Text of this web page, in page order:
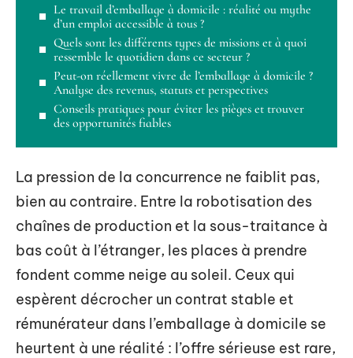
Le travail d’emballage à domicile : réalité ou mythe
d’un emploi accessible à tous ?
Quels sont les différents types de missions et à quoi
ressemble le quotidien dans ce secteur ?
Peut-on réellement vivre de l’emballage à domicile ?
Analyse des revenus, statuts et perspectives
Conseils pratiques pour éviter les pièges et trouver
des opportunités fiables
La pression de la concurrence ne faiblit pas,
bien au contraire. Entre la robotisation des
chaînes de production et la sous-traitance à
bas coût à l’étranger, les places à prendre
fondent comme neige au soleil. Ceux qui
espèrent décrocher un contrat stable et
rémunérateur dans l’emballage à domicile se
heurtent à une réalité : l’offre sérieuse est rare,